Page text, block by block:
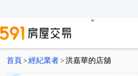
首頁 > 經紀業者 > 洪嘉華的店舖